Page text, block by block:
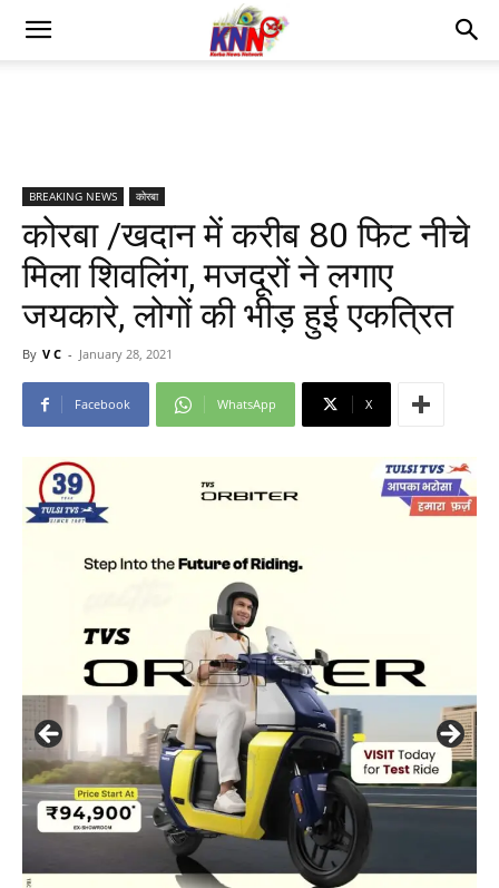
BREAKING NEWS कोरबा
कोरबा /खदान में करीब 80 फिट नीचे
मिला शिवलिंग, मजदूरों ने लगाए
जयकारे, लोगों की भीड़ हुई एकत्रित
By V C - January 28, 2021
Facebook WhatsApp X